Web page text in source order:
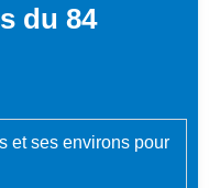
du 84
et ses environs pour